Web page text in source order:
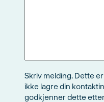
Skriv melding. Dette
ikke lagre din
godkjenner dette